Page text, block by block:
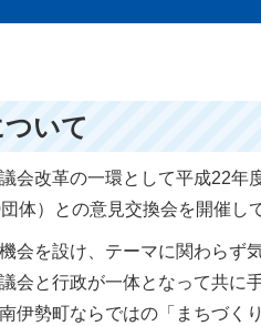
いて
会改革の一環として平成22年
体）との意見交換会を開催し
会を設け、テーマに関わらず
会と行政が一体となって共に
伊勢町ならではの「まちづく